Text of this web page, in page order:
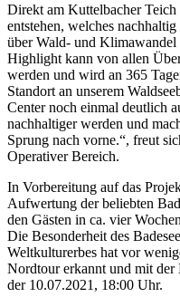
Direkt am Kuttelbacher
entstehen, welches
über Wald- und
Highlight kann von allen
werden und wird an 365
Standort an unserem
Center noch einmal deutlich
nachhaltiger werden und
Sprung nach vorne.“, freut
Operativer Bereich.
In Vorbereitung auf das
Aufwertung der beliebten
den Gästen in ca. vier
Die Besonderheit des
Weltkulturerbes hat vor
Nordtour erkannt und mit der
der 10.07.2021, 18:00 Uhr.